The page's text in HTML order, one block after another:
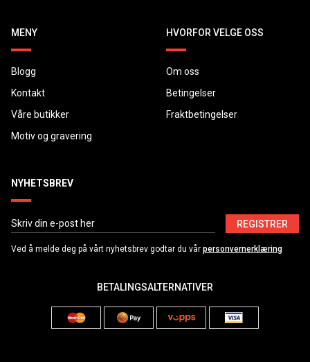
MENY
Blogg
Kontakt
Våre butikker
Motiv og gravering
HVORFOR VELGE OSS
Om oss
Betingelser
Fraktbetingelser
NYHETSBREV
REGISTRER
Ved å melde deg på vårt nyhetsbrev godtar du vår personvernerklæring
BETALINGSALTERNATIVER